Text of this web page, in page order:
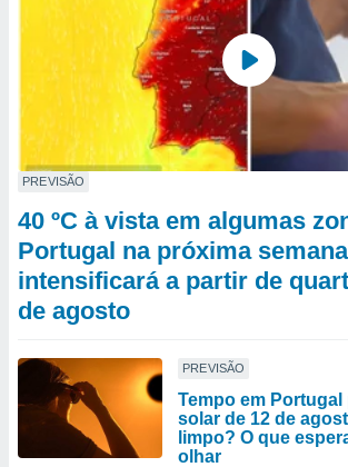
PREVISÃO
40 ºC à vista em algumas
Portugal na próxima
intensificará a partir de
de agosto
PREVISÃO
Tempo em
solar de 12 de
limpo? O que
olhar